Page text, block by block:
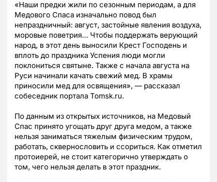
«Наши предки жили по сезонным периодам, а для
Медового Спаса изначально повод был
непраздничный: август, застойные явления воздуха,
моровые поветрия… Чтобы поддержать верующий
народ, в этот день выносили Крест Господень и
вплоть до праздника Успения люди могли
поклониться святыне. Также с начала августа на
Руси начинали качать свежий мед. В храмы
приносили мед для освящения», — рассказал
собеседник портала Tomsk.ru.
По данным из открытых источников, на Медовый
Спас принято угощать друг друга медом, а также
нельзя заниматься тяжелым физическим трудом,
работать, сквернословить и ссориться. Как отметил
протоиерей, не стоит категорично утверждать о
том, чего нельзя делать в этот праздник.